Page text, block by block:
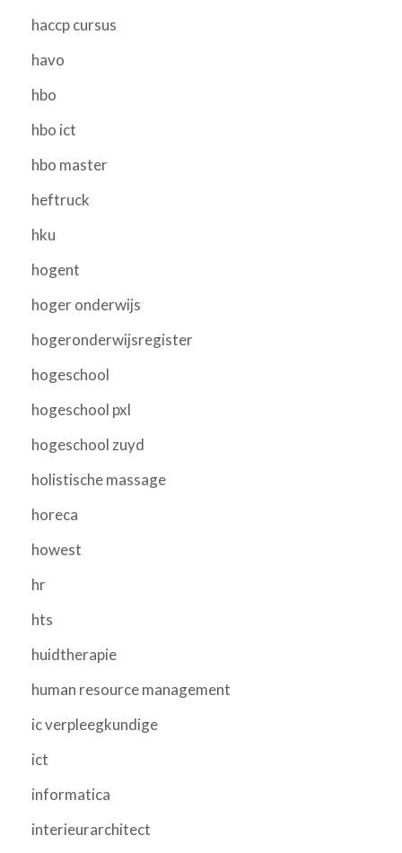
haccp cursus
havo
hbo
hbo ict
hbo master
heftruck
hku
hogent
hoger onderwijs
hogeronderwijsregister
hogeschool
hogeschool pxl
hogeschool zuyd
holistische massage
horeca
howest
hr
hts
huidtherapie
human resource management
ic verpleegkundige
ict
informatica
interieurarchitect